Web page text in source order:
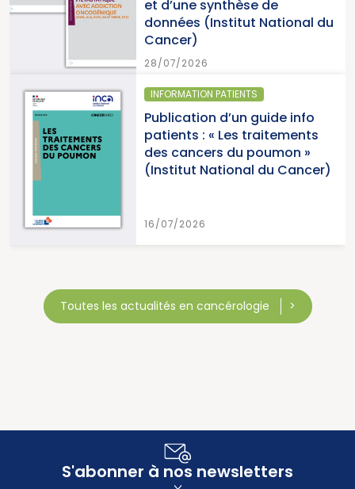
et d’une synthèse de
données (Institut National du
28/07/2026
INFORMATION PATIENTS
Publication d’un guide info
patients : « Les traitements
des cancers du poumon »
(Institut National du Cancer)
Toutes les actualités en cancérologie
S'abonner à nos newsletters